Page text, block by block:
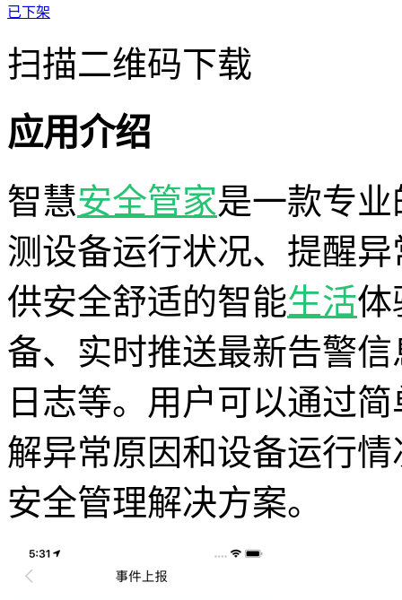
已下架
扫描二维码下载
应用介绍
智慧安全管家是一款专
测设备运行状况、提醒
供安全舒适的智能生活体
备、实时推送最新告警
日志等。用户可以通过
解异常原因和设备运行
安全管理解决方案。